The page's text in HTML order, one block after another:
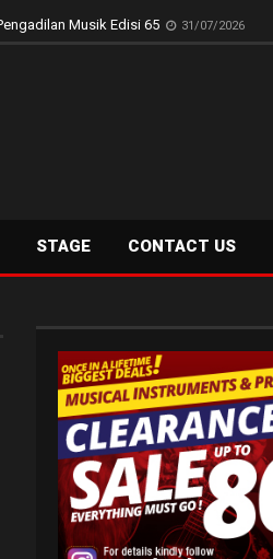
STAGE CONTACT US